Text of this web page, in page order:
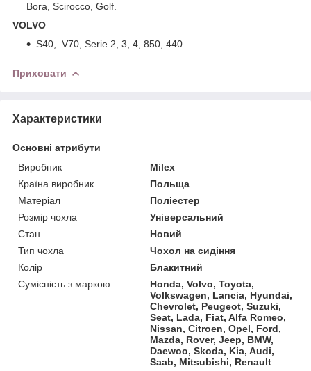
Bora, Scirocco, Golf.
VOLVO
S40, V70, Serie 2, 3, 4, 850, 440.
Приховати
Характеристики
Основні атрибути
Виробник
Milex
Країна виробник
Польща
Матеріал
Поліестер
Розмір чохла
Універсальний
Стан
Новий
Тип чохла
Чохол на сидіння
Колір
Блакитний
Сумісність з маркою
Honda, Volvo, Toyota,
Volkswagen, Lancia, Hyundai,
Chevrolet, Peugeot, Suzuki,
Seat, Lada, Fiat, Alfa Romeo,
Nissan, Citroen, Opel, Ford,
Mazda, Rover, Jeep, BMW,
Daewoo, Skoda, Kia, Audi,
Saab, Mitsubishi, Renault